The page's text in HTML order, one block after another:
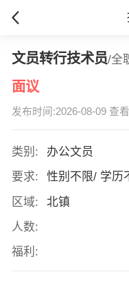
文员转行技术员/全
面议
发布时间:2026-08-09 查
类别:
办公文员
要求:
性别不限/ 学历
区域:
北镇
人数:
福利: